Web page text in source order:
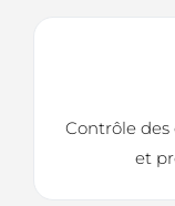
Contrôle des
et